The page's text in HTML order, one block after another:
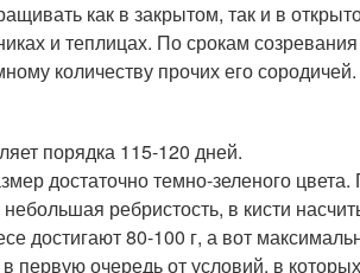
как в закрытом, так и в
и теплицах. По срокам
количеству прочих его
порядка 115-120 дней.
достаточно темно-зеленого
ребристость, в кисти
достигают 80-100 г, а вот
первую очередь от условий, в